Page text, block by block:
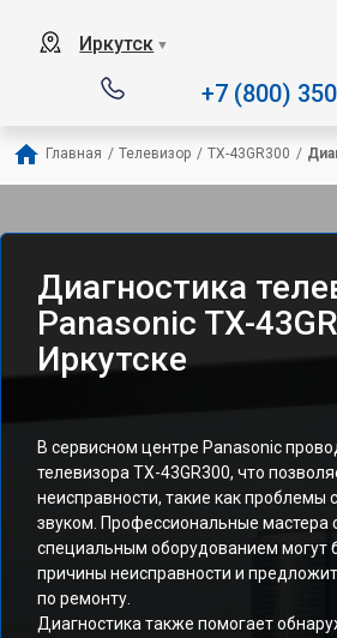
Иркутск ▼
+7 (800)
Главная / Телевизор / TX-43GR300 /
Диагностика
Panasonic TX-
Иркутске
В сервисном центре Panasonic
телевизора TX-43GR300, что
неисправности, такие как проблемы
звуком. Профессиональные мастера
специальным оборудованием могут
причины неисправности и
по ремонту.
Диагностика также помогает